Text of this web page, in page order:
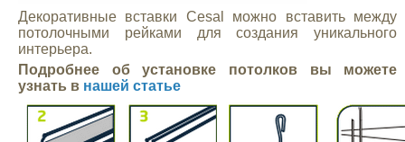
Декоративные вставки Cesal можно вставить между
потолочными рейками для создания уникального
интерьера.
Подробнее об установке потолков вы можете
узнать в нашей статье
Volkswagen
УАЗ
Дополнительные товары